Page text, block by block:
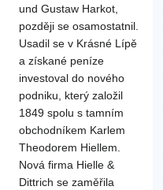
und Gustaw Harkot,
později se osamostatnil.
Usadil se v Krásné Lípě
a získané peníze
investoval do nového
podniku, který založil
1849 spolu s tamním
obchodníkem Karlem
Theodorem Hiellem.
Nová firma Hielle &
Dittrich se zaměřila